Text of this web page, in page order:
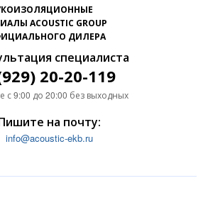
ACOUSTIC GROUP
ДИЛЕРА
специалиста
20-20-119
с 9:00 до 20:00 без выходных
на почту:
info@acoustic-ekb.ru